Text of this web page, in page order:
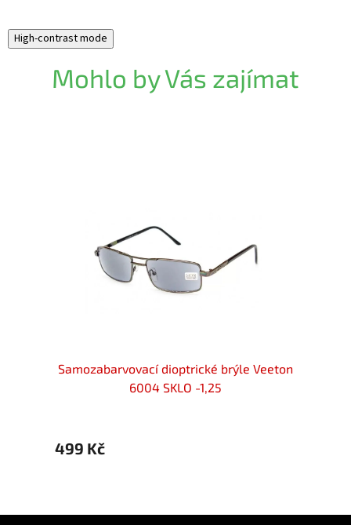
High-contrast mode
Mohlo by Vás zajímat
Samozabarvovací dioptrické brýle Veeton
6004 SKLO -1,25
499 Kč